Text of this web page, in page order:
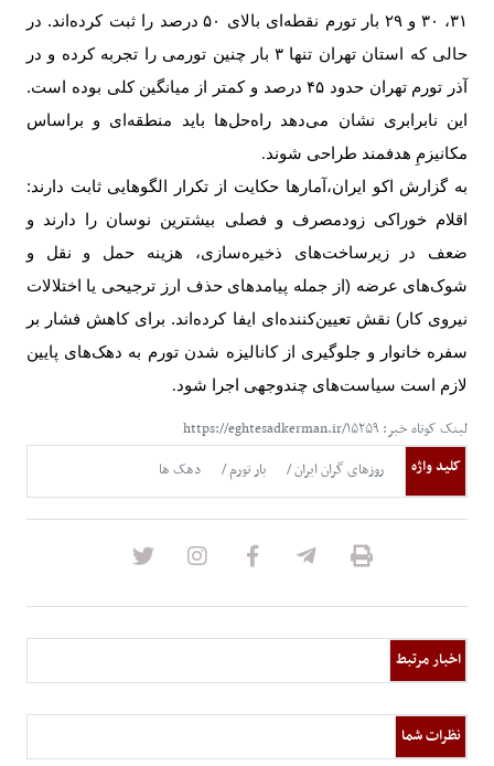
۳۱، ۳۰ و۲۹ بار تورم نقطه‌ای بالای ۵۰ درصد را ثبت کرده‌اند. در
حالی که استان تهران تنها۳ بار چنین تورمی را تجربه کرده و در
آذر تورم تهران حدود۴۵ درصد و کمتر از میانگین کلی بوده است.
این نابرابری نشان می‌دهد راه‌حل‌ها باید منطقه‌ای و براساس
مکانیزمِ هدفمند طراحی شوند.
به گزارش اکو ایران،آمارها حکایت از تکرار الگوهایی ثابت دارند:
اقلام خوراکی زودمصرف و فصلی بیشترین نوسان را دارند و
ضعف در زیرساخت‌های ذخیره‌سازی، هزینه حمل و نقل و
شوک‌های عرضه (از جمله پیامدهای حذف ارز ترجیحی یا اختلالات
نیروی کار) نقش تعیین‌کننده‌ای ایفا کرده‌اند. برای کاهش فشار بر
سفره خانوار و جلوگیری از کانالیزه شدن تورم به دهک‌های پایین
لازم است سیاست‌های چندوجهی اجرا شود.
لینک کوتاه خبر: https://eghtesadkerman.ir/۱۵۲۵۹
کلید واژه
روزهای گران ایران بار تورم دهک ها
اخبار مرتبط
نظرات شما